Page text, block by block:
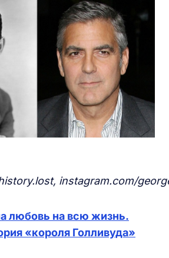
instagram.com/
любовь на всю жизнь.
«короля Голливуда»